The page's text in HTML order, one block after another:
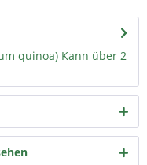
quinoa) Kann über 2